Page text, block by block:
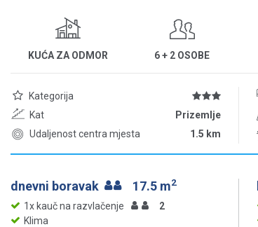
KUĆA ZA ODMOR 6 + 2 OSOBE
Kategorija
Kat
Prizemlje
Udaljenost centra mjesta
1.5 km
dnevni boravak 17.5 m2
1x kauč na razvlačenje
2
Klima